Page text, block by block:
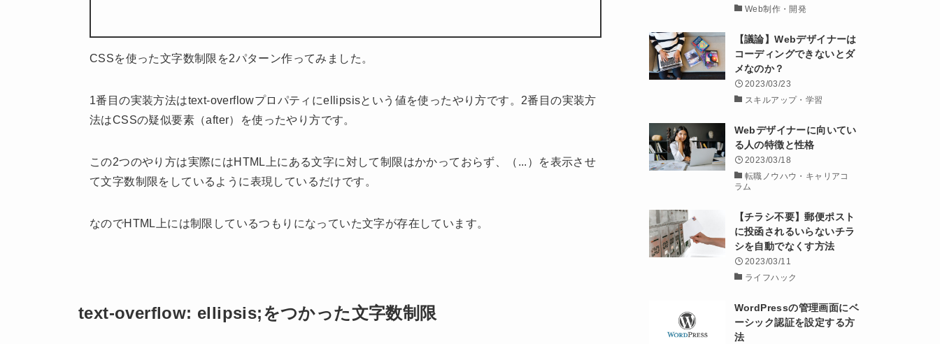
CSSを使った文字数制限を2パターン作ってみました。
1番目の実装方法はtext-overflowプロパティにellipsisという値を使ったやり方です。2番目の実装方
法はCSSの疑似要素（after）を使ったやり方です。
この2つのやり方は実際にはHTML上にある文字に対して制限はかかっておらず、（...）を表示させ
て文字数制限をしているように表現しているだけです。
なのでHTML上には制限しているつもりになっていた文字が存在しています。
text-overflow: ellipsis;をつかった文字数制限
Web制作・開発
【議論】Webデザイナーは
コーディングできないとダ
メなのか？
2023/03/23
スキルアップ・学習
Webデザイナーに向いてい
る人の特徴と性格
2023/03/18
転職ノウハウ・キャリアコ
ラム
【チラシ不要】郵便ポスト
に投函されるいらないチラ
シを自動でなくす方法
2023/03/11
ライフハック
WordPressの管理画面にベ
ーシック認証を設定する方
法